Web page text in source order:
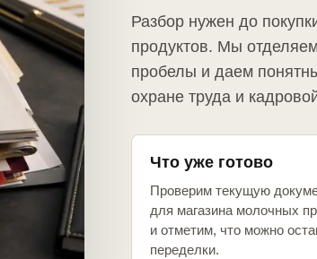
Разбор нужен до
продуктов. Мы
пробелы и даем
охране труда и
Что уже готово
Проверим текущую
для магазина молочных
и отметим, что можно
переделки.